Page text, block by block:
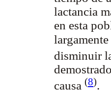
lactancia
en esta
disminuir
causa (8).